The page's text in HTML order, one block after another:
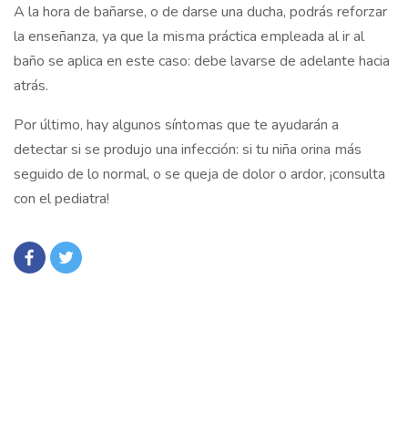
A la hora de bañarse, o de darse una ducha, podrás reforzar
la enseñanza, ya que la misma práctica empleada al ir al
baño se aplica en este caso: debe lavarse de adelante hacia
atrás.
Por último, hay algunos síntomas que te ayudarán a
detectar si se produjo una infección: si tu niña orina más
seguido de lo normal, o se queja de dolor o ardor, ¡consulta
con el pediatra!